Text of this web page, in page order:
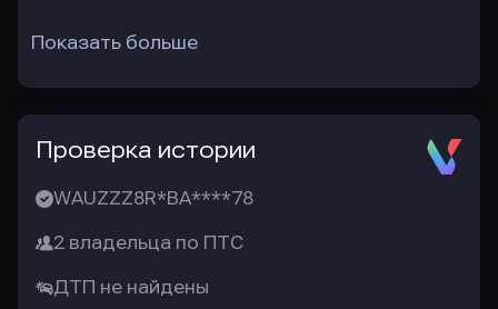
Показать больше
Проверка истории
WAUZZZ8R*BA****78
2 владельца по ПТС
ДТП не найдены